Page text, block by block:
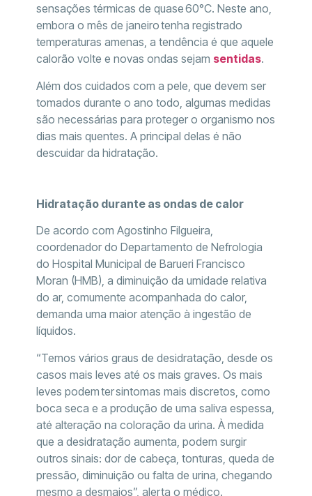
sensações térmicas de quase 60°C. Neste ano,
embora o mês de janeiro tenha registrado
temperaturas amenas, a tendência é que aquele
calorão volte e novas ondas sejam sentidas.
Além dos cuidados com a pele, que devem ser
tomados durante o ano todo, algumas medidas
são necessárias para proteger o organismo nos
dias mais quentes. A principal delas é não
descuidar da hidratação.
Hidratação durante as ondas de calor
De acordo com Agostinho Filgueira,
coordenador do Departamento de Nefrologia
do Hospital Municipal de Barueri Francisco
Moran (HMB), a diminuição da umidade relativa
do ar, comumente acompanhada do calor,
demanda uma maior atenção à ingestão de
líquidos.
“Temos vários graus de desidratação, desde os
casos mais leves até os mais graves. Os mais
leves podem ter sintomas mais discretos, como
boca seca e a produção de uma saliva espessa,
até alteração na coloração da urina. À medida
que a desidratação aumenta, podem surgir
outros sinais: dor de cabeça, tonturas, queda de
pressão, diminuição ou falta de urina, chegando
mesmo a desmaios”, alerta o médico.